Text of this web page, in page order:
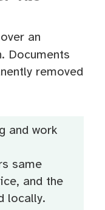
an
Documents
removed
and work
same
and the
locally.